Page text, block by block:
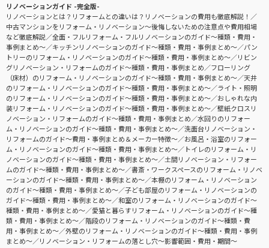
リノベーションガイド -完全版-
リノベーションとは？リフォームとの違いは？リノベーションの費用も徹底解説！
中古マンションをリフォーム・リノベーション〜後悔しないための注意点や費用相場
など徹底解説
全面・フルリフォーム・フルリノベーションのガイド〜種類・費用・
事例まとめ〜
キッチンリノベーションのガイド〜種類・費用・事例まとめ〜
パン
トリーのリフォーム・リノベーションのガイド〜種類・費用・事例まとめ〜
リビン
グリノベーション・リフォームのガイド〜種類・費用・事例まとめ
フローリング
（床材）のリフォーム・リノベーションのガイド〜種類・費用・事例まとめ〜
天井
のリフォーム・リノベーションのガイド〜種類・費用・事例まとめ〜
ライト・照明
のリフォーム・リノベーションのガイド〜種類・費用・事例まとめ〜
おしゃれな内
装リフォーム・リノベーションのガイド〜種類・費用・事例まとめ〜
壁紙クロスリ
ノベーション・リフォームのガイド〜種類・費用・事例まとめ
水回りのリフォー
ム・リノベーションのガイド〜種類・費用・事例まとめ〜
洗面台リノベーション・
リフォームのガイド〜費用・事例まとめ＆メーカー特徴〜
お風呂・浴室のリフォー
ム・リノベーションのガイド〜種類・費用・事例まとめ〜
トイレのリフォーム・リ
ノベーションのガイド〜種類・費用・事例まとめ〜
土間リノベーション・リフォー
ムのガイド〜種類・費用・事例まとめ〜
書斎・ワークスペースのリフォーム・リノベ
ーションのガイド〜種類・費用・事例まとめ〜
本棚のリフォーム・リノベーション
のガイド〜種類・費用・事例まとめ〜
子ども部屋のリフォーム・リノベーションの
ガイド〜種類・費用・事例まとめ〜
和室のリフォーム・リノベーションのガイド〜
種類・費用・事例まとめ〜
愛猫と暮らすリフォーム・リノベーションのガイド〜種
類・費用・事例まとめ〜
階段のリフォーム・リノベーションのガイド〜種類・費
用・事例まとめ〜
外壁のリフォーム・リノベーションのガイド〜種類・費用・事例
まとめ〜
リノベーション・リフォームの落とし穴～影響範囲・費用・期間～